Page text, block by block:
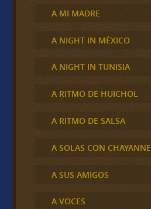
A MI MADRE
A NIGHT IN MÉXICO
A NIGHT IN TUNISIA
A RITMO DE HUICHOL
A RITMO DE SALSA
A SOLAS CON CHAYANNE
A SUS AMIGOS
A VOCES